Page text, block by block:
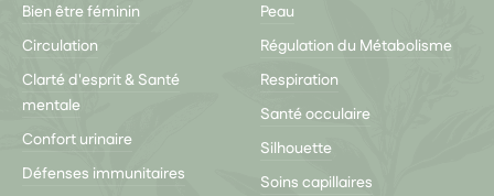
Bien être féminin
Circulation
Clarté d'esprit & Santé
mentale
Confort urinaire
Défenses immunitaires
Peau
Régulation du Métabolisme
Respiration
Santé occulaire
Silhouette
Soins capillaires